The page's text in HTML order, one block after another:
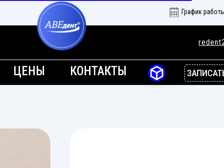
КОНТАКТЫ
ЦЕНЫ
График